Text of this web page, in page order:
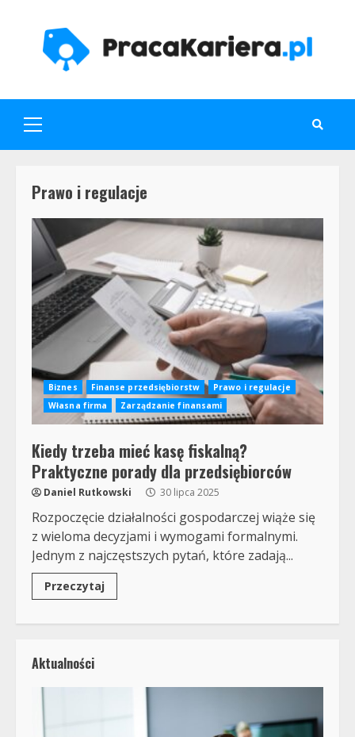
content
Primary
Menu
Prawo i regulacje
Biznes Finanse przedsiębiorstw
Prawo i regulacje
Własna firma
Zarządzanie finansami
Kiedy trzeba mieć kasę fiskalną?
Praktyczne porady dla przedsiębiorców
Daniel Rutkowski 30 lipca 2025
Rozpoczęcie działalności gospodarczej wiąże się
z wieloma decyzjami i wymogami formalnymi.
Jednym z najczęstszych pytań, które zadają...
Przeczytaj
Aktualności